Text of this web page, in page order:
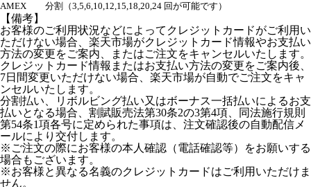
AMEX
分割（3,5,6,10,12,15,18,20,24 回が可能です）
【備考】
お客様のご利用状況などによってクレジットカードがご利用い
ただけない場合、楽天市場がクレジットカード情報やお支払い
方法の変更をご案内、またはご注文をキャンセルいたします。
クレジットカード情報またはお支払い方法の変更をご案内後、
7日間変更いただけない場合、楽天市場が自動でご注文をキャ
ンセルいたします。
分割払い、リボルビング払い又はボーナス一括払いによるお支
払いとなる場合、割賦販売法第30条2の3第4項、同法施行規則
第54条1項各号に定められた事項は、注文確認後の自動配信メ
ールにより交付します。
※ご注文の際にお客様の本人確認（電話確認等）をお願いする
場合もございます。
※お客様と異なる名義のクレジットカードはご利用いただけま
せん。